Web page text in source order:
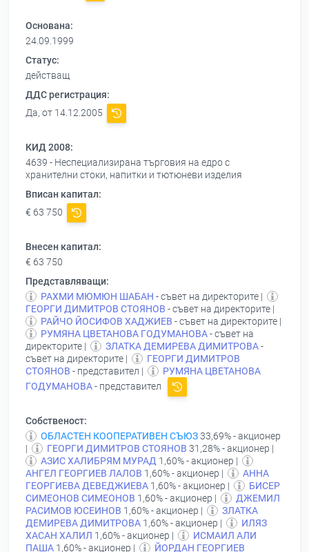
Основана:
24.09.1999
Статус:
действащ
ДДС регистрация:
Да, от 14.12.2005
КИД 2008:
4639 - Неспециализирана търговия на едро с
хранителни стоки, напитки и тютюневи изделия
Вписан капитал:
€ 63 750
Внесен капитал:
€ 63 750
Представляващи:
РАХМИ МЮМЮН ШАБАН - съвет на директорите |
ГЕОРГИ ДИМИТРОВ СТОЯНОВ - съвет на директорите |
РАЙЧО ЙОСИФОВ ХАДЖИЕВ - съвет на директорите |
РУМЯНА ЦВЕТАНОВА ГОДУМАНОВА- съвет на
директорите |
ЗЛАТКА ДЕМИРЕВА ДИМИТРОВА-
съвет на директорите |
ГЕОРГИ ДИМИТРОВ
СТОЯНОВ - представител |
РУМЯНА ЦВЕТАНОВА
ГОДУМАНОВА- представител
Собственост:
ОБЛАСТЕН КООПЕРАТИВЕН СЪЮЗ33,69% - акционер
|
ГЕОРГИ ДИМИТРОВ СТОЯНОВ 31,28% - акционер |
АЗИС ХАЛИБРЯМ МУРАД 1,60% - акционер |
АНГЕЛ ГЕОРГИЕВ ЛАЛОВ 1,60% - акционер |
АННА
ГЕОРГИЕВА ДЕВЕДЖИЕВА 1,60% - акционер |
БИСЕР
СИМЕОНОВ СИМЕОНОВ 1,60% - акционер |
ДЖЕМИЛ
РАСИМОВ ЮСЕИНОВ 1,60% - акционер |
ЗЛАТКА
ДЕМИРЕВА ДИМИТРОВА 1,60% - акционер |
ИЛЯЗ
ХАСАН ХАЛИЛ 1,60% - акционер |
ИСМАИЛ АЛИ
ПАША 1,60% - акционер |
ЙОРДАН ГЕОРГИЕВ